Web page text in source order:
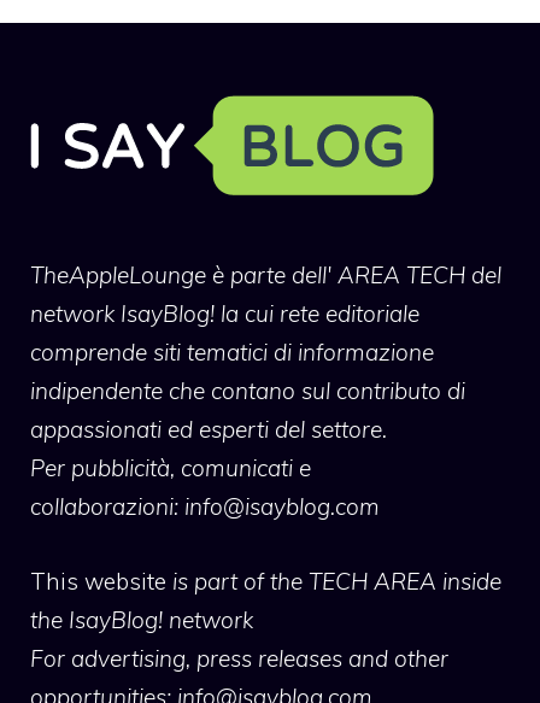
TheAppleLounge è parte dell' AREA TECH del
network IsayBlog! la cui rete editoriale
comprende siti tematici di informazione
indipendente che contano sul contributo di
appassionati ed esperti del settore.
Per pubblicità, comunicati e
collaborazioni: info@isayblog.com
This website is part of the TECH AREA inside
the IsayBlog! network
For advertising, press releases and other
opportunities: info@isayblog.com